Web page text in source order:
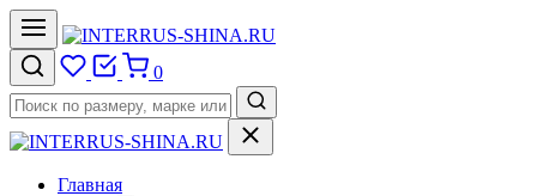
0
Главная